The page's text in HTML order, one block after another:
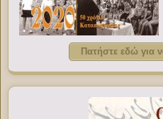
Πατήστε εδώ για